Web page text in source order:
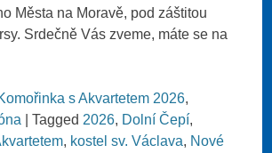
Města na Moravě, pod záštitou
Srdečně Vás zveme, máte se na
s Akvartetem 2026,
|Tagged 2026, Dolní Čepí,
, kostel sv. Václava, Nové